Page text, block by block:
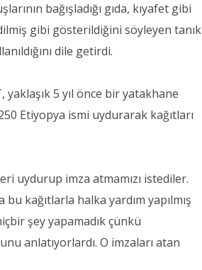
bağışladığı gıda, kıyafet gibi
gibi gösterildiğini söyleyen tanık
dile getirdi.
5 yıl önce bir yatakhane
Etiyopya ismi uydurarak kağıtları
uydurup imza atmamızı istediler.
kağıtlarla halka yardım yapılmış
şey yapamadık çünkü
anlatıyorlardı. O imzaları atan